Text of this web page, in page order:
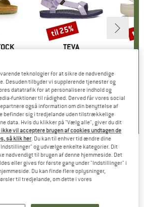
pris
€
+6
(20)
MÆRKE
TEVA
Pris
64,95 € Nedsat pris
fra 48,71 €
+2
4,3(13 )
Rabat
til 25% til
Brasil Logo - Sandaler
teknologier for at sikre de nødvendige
Desuden tilbyder vi supplerende tjenester og
datatrafik for at personalisere indhold og
funktioner til rådighed. Derved får vores social
også information om din benyttelse af
befinder sig i tredjelande uden tilstrækkelige
data. Hvis du klikker på "Vælg alle", giver du dit
ikke vil acceptere brugen af cookies undtagen de
så klik her . Du kan til enhver tid ændre dine
og udvælge enkelte kategorier. Dit
nødvendigt til brugen af denne hjemmeside. Det
eller gives for første gang under "Indstillinger" i
Du kan finde flere oplysninger,
til tredjelande, om dette i vores